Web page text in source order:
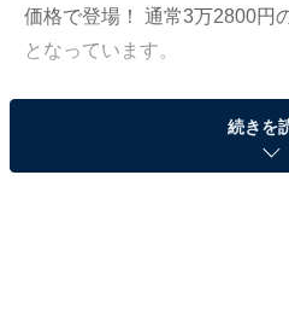
価格で登場！ 通常3万2800円
となっています。
そのほかにも注目の商品がラ
で、あわせて紹介していきま
続きを